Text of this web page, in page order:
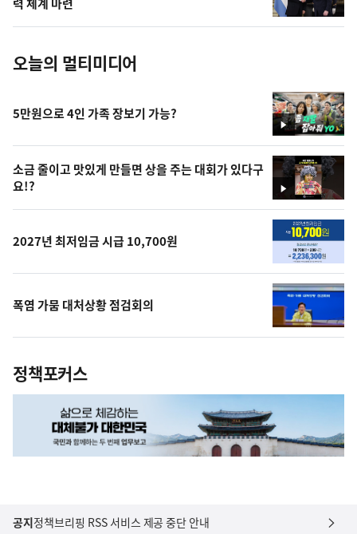
진
오늘의 멀티미디어
영
상
5만원으로 4인 가족 장보기 가능?
영
상
소금 줄이고 맛있게 만들면 상을 주는 대회가 있다구
요!?
2027년 최저임금 시급 10,700원
폭염 가뭄 대처상황 점검회의
정책포커스
공지정책브리핑 RSS 서비스 제공 중단 안내